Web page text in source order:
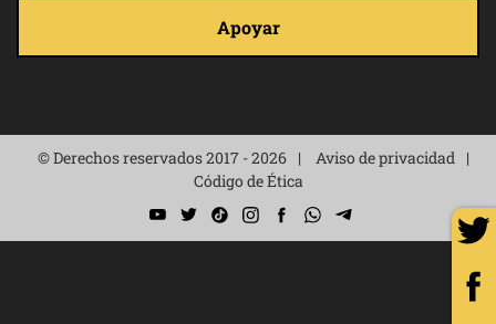
Apoyar
© Derechos reservados 2017 - 2026
Aviso de privacidad
Código de Ética